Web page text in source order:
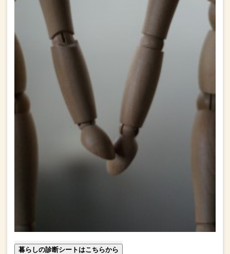
暮らしの診断シートはこちらから